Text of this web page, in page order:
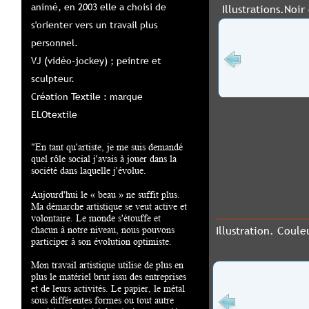
animé, en 2003 elle a choisi de
s'orienter vers un travail plus
personnel.
VJ (vidéo-jockey) ; peintre et
sculpteur.
Création Textile : marque
ELOtextile
"En tant qu'artiste, je me suis demandé
quel rôle social j'avais à jouer dans la
société dans laquelle j'évolue.
Aujourd'hui le « beau » ne suffit plus.
Ma démarche artistique se veut active et
volontaire. Le monde s'étouffe et
chacun à notre niveau, nous pouvons
participer à son évolution optimiste.
Mon travail artistique utilise de plus en
plus le matériel brut issu des entreprises
et de leurs activités. Le papier, le métal
sous différentes formes ou tout autre
Illustrations.Noir et
Illustration. Couleurs